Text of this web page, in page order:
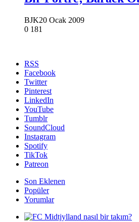
BJK20 Ocak 2009
0 181
RSS
Facebook
Twitter
Pinterest
LinkedIn
YouTube
Tumblr
SoundCloud
Instagram
Spotify
TikTok
Patreon
Son Eklenen
Popüler
Yorumlar